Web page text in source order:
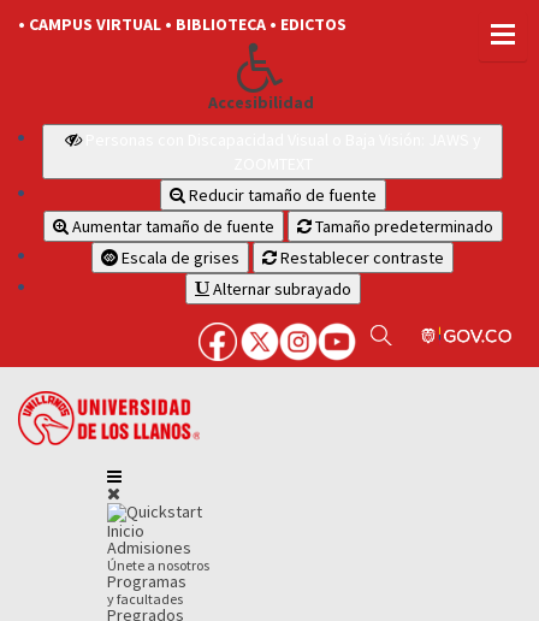
• CAMPUS VIRTUAL • BIBLIOTECA • EDICTOS
Accesibilidad
Reducir tamaño de fuente
Aumentar tamaño de fuente
Tamaño predeterminado
Escala de grises
Restablecer contraste
Alternar subrayado
Inicio
Admisiones
Únete a nosotros
Programas
y facultades
Pregrados